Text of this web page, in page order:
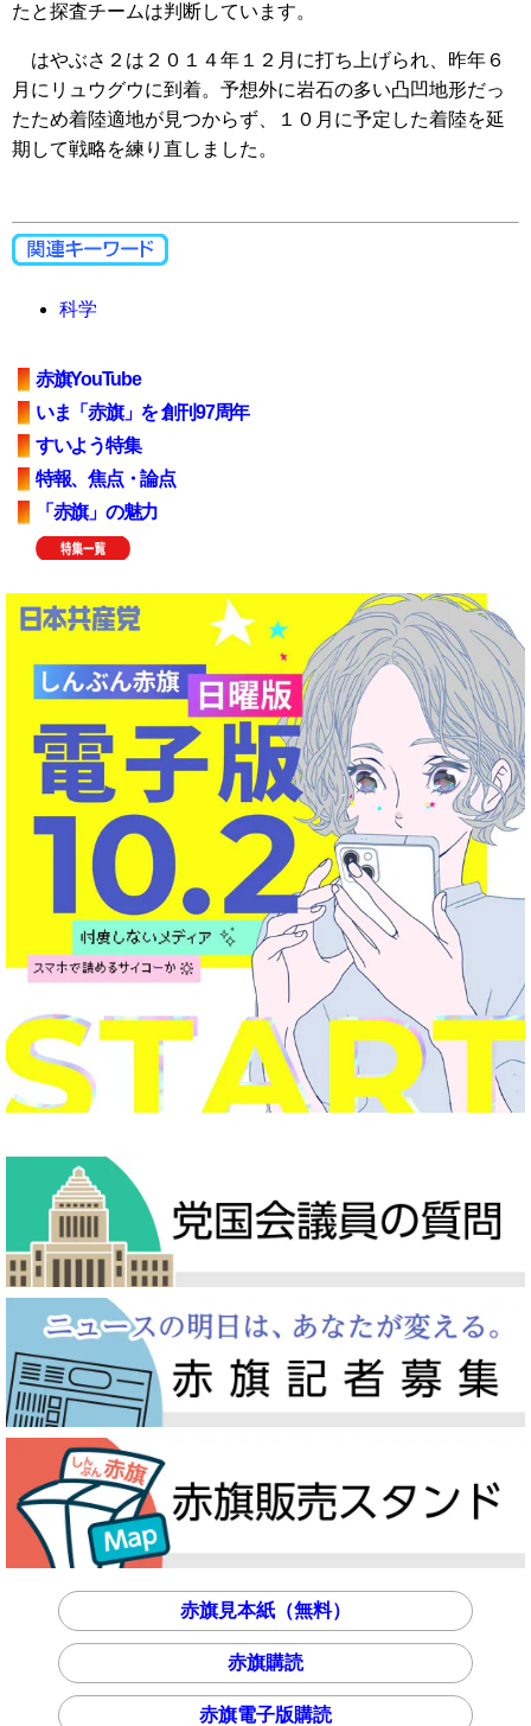
たと探査チームは判断しています。
はやぶさ２は２０１４年１２月に打ち上げられ、昨年６
月にリュウグウに到着。予想外に岩石の多い凸凹地形だっ
たため着陸適地が見つからず、１０月に予定した着陸を延
期して戦略を練り直しました。
科学
赤旗YouTube
いま「赤旗」を 創刊97周年
すいよう特集
特報、焦点・論点
「赤旗」の魅力
赤旗見本紙（無料）
赤旗購読
赤旗電子版購読